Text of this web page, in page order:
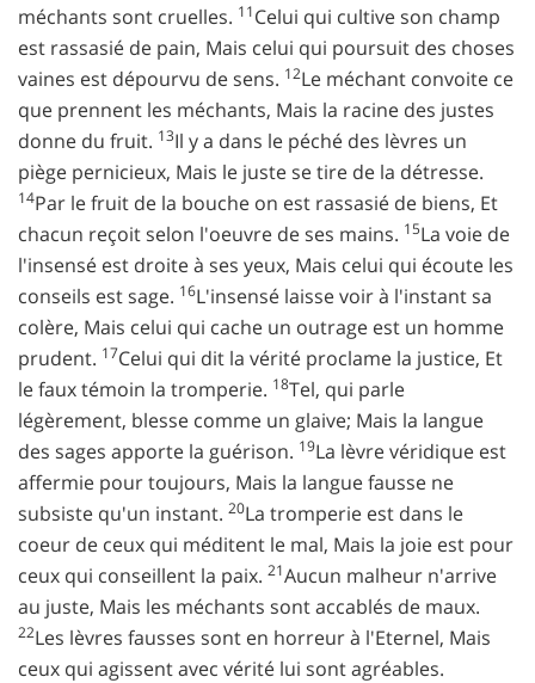
méchants sont cruelles. 11Celui qui cultive son champ
est rassasié de pain, Mais celui qui poursuit des choses
vaines est dépourvu de sens. 12Le méchant convoite ce
que prennent les méchants, Mais la racine des justes
donne du fruit. 13Il y a dans le péché des lèvres un
piège pernicieux, Mais le juste se tire de la détresse.
14Par le fruit de la bouche on est rassasié de biens, Et
chacun reçoit selon l'oeuvre de ses mains. 15La voie de
l'insensé est droite à ses yeux, Mais celui qui écoute les
conseils est sage. 16L'insensé laisse voir à l'instant sa
colère, Mais celui qui cache un outrage est un homme
prudent. 17Celui qui dit la vérité proclame la justice, Et
le faux témoin la tromperie. 18Tel, qui parle
légèrement, blesse comme un glaive; Mais la langue
des sages apporte la guérison. 19La lèvre véridique est
affermie pour toujours, Mais la langue fausse ne
subsiste qu'un instant. 20La tromperie est dans le
coeur de ceux qui méditent le mal, Mais la joie est pour
ceux qui conseillent la paix. 21Aucun malheur n'arrive
au juste, Mais les méchants sont accablés de maux.
22Les lèvres fausses sont en horreur à l'Eternel, Mais
ceux qui agissent avec vérité lui sont agréables.